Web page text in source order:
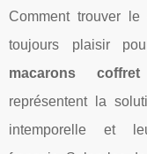
Comment trouver
toujours plaisir
macarons
représentent la
intemporelle et